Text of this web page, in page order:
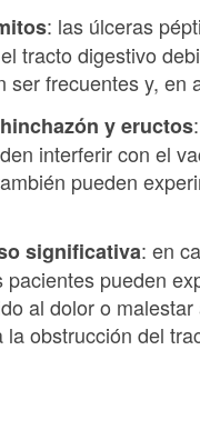
: las úlceras
tracto digestivo
ser frecuentes y, en
y eructos
interferir con el
pueden
significativa: en
pacientes pueden
al dolor o
la obstrucción del